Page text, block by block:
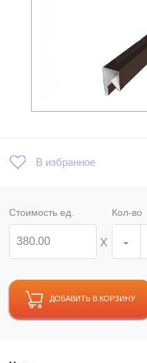
В избранное
Стоимость ед.
Х
Кол-во
-
ДОБАВИТЬ В КОРЗИНУ